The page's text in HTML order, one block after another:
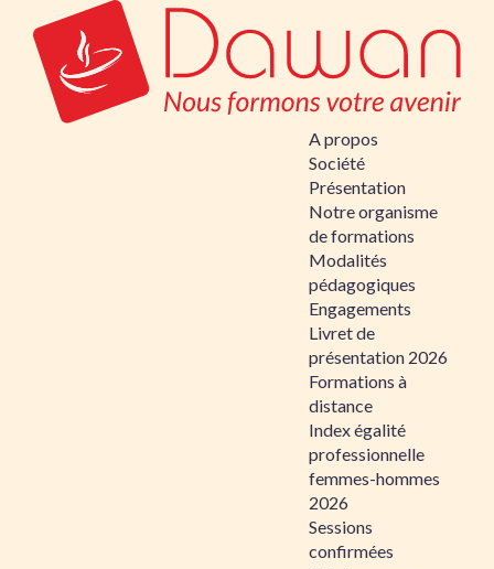
A propos
Société
Présentation
Notre organisme
de formations
Modalités
pédagogiques
Engagements
Livret de
présentation 2026
Formations à
distance
Index égalité
professionnelle
femmes-hommes
2026
Sessions
confirmées